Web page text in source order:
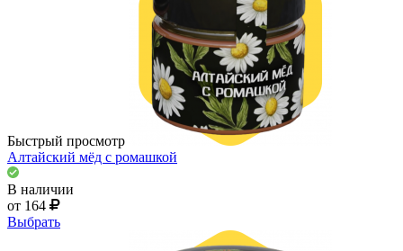
Быстрый просмотр
Алтайский мёд с ромашкой
В наличии
от 164
Выбрать